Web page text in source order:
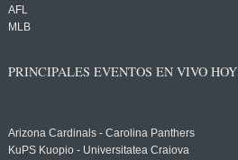
AFL
MLB
PRINCIPALES EVENTOS EN VIVO HOY
Arizona Cardinals - Carolina Panthers
KuPS Kuopio - Universitatea Craiova